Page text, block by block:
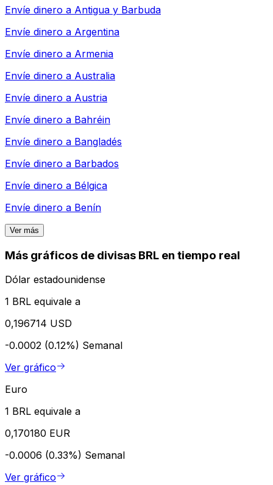
Envíe dinero a Antigua y Barbuda
Envíe dinero a Argentina
Envíe dinero a Armenia
Envíe dinero a Australia
Envíe dinero a Austria
Envíe dinero a Bahréin
Envíe dinero a Bangladés
Envíe dinero a Barbados
Envíe dinero a Bélgica
Envíe dinero a Benín
Ver más
Más gráficos de divisas BRL en tiempo real
Dólar estadounidense
1 BRL equivale a
0,196714 USD
-0.0002 (0.12%) Semanal
Ver gráfico
Euro
1 BRL equivale a
0,170180 EUR
-0.0006 (0.33%) Semanal
Ver gráfico